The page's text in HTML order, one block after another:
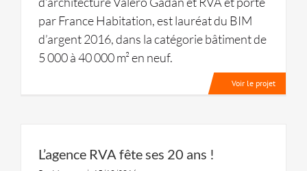
par France Habitation, est lauréat du BIM
d’argent 2016, dans la catégorie bâtiment de
5 000 à 40 000 m² en neuf.
Voir le projet
L’agence RVA fête ses 20 ans !